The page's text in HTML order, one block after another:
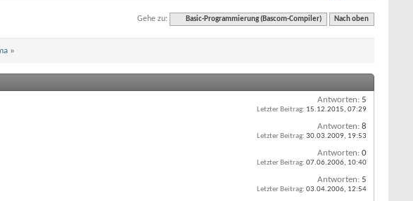
1/8/64/256/1024
aufrufen
analog Messung
Gehe zu: Basic-Programmierung (Bascom-Compiler) Nach oben
»
Antworten: 5
Letzter Beitrag: 15.12.2015, 07:29
Antworten: 8
Letzter Beitrag: 30.03.2009, 19:53
Antworten: 0
Letzter Beitrag: 07.06.2006, 10:40
Antworten: 5
Letzter Beitrag: 03.04.2006, 12:54